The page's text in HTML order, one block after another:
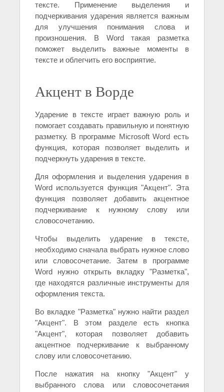
тексте. Применение выделения и
подчеркивания ударения является важным
для улучшения понимания слова и
произношения. В Word такая разметка
поможет выделить важные моменты в
тексте и облегчить его восприятие.
Акцент в Ворде
Ударение в тексте играет важную роль и
помогает создавать правильную и понятную
разметку. В программе Microsoft Word есть
функция, которая позволяет выделить и
подчеркнуть ударения в тексте.
Для оформления и выделения ударения в
Word используется функция "Акцент". Эта
функция позволяет добавить акцентное
подчеркивание к нужному слову или
словосочетанию.
Чтобы выделить ударение в тексте,
необходимо сначала выбрать нужное слово
или словосочетание. Затем в программе
Word нужно открыть вкладку "Разметка",
где находятся различные инструменты для
оформления текста.
Во вкладке "Разметка" нужно найти раздел
"Акцент". В этом разделе есть кнопка
"Акцент", которая позволяет добавить
акцентное подчеркивание к выбранному
слову или словосочетанию.
После нажатия на кнопку "Акцент" у
выбранного слова или словосочетания